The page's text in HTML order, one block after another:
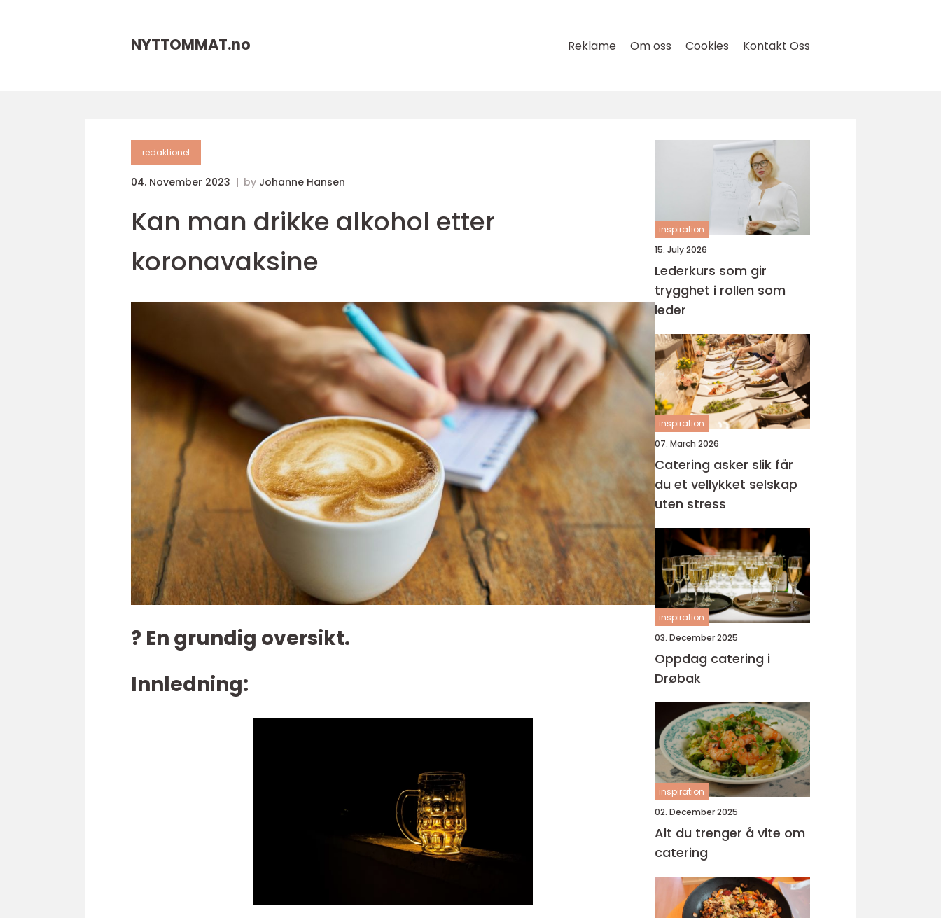
NYTTOMMAT.no Reklame Om oss Cookies Kontakt Oss
redaktionel
04. November 2023 by Johanne Hansen
Kan man drikke alkohol etter
koronavaksine
? En grundig oversikt.
Innledning:
inspiration
15. July 2026
Lederkurs som gir
trygghet i rollen som
leder
inspiration
07. March 2026
Catering asker slik får
du et vellykket selskap
uten stress
inspiration
03. December 2025
Oppdag catering i
Drøbak
inspiration
02. December 2025
Alt du trenger å vite om
catering